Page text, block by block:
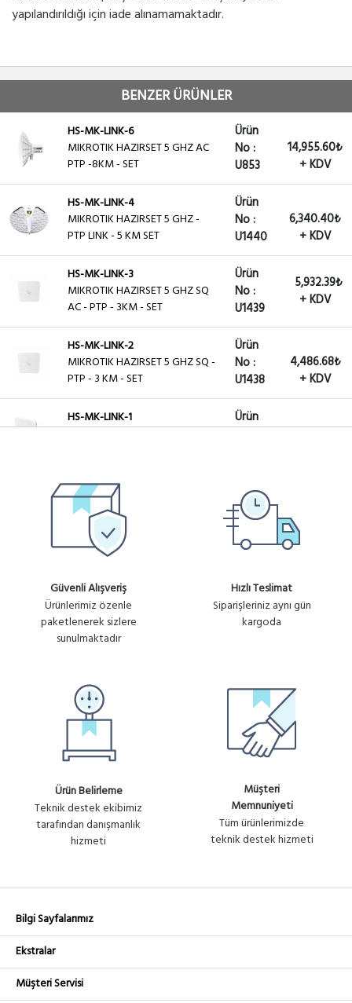
yapılandırıldığı için iade alınamamaktadır.
BENZER ÜRÜNLER
HS-MK-LINK-6
MIKROTIK HAZIRSET 5 GHZ AC
PTP -8KM - SET
Ürün
No :
U853
14,955.60₺
+ KDV
HS-MK-LINK-4
MIKROTIK HAZIRSET 5 GHZ -
PTP LINK - 5 KM SET
Ürün
No :
U1440
6,340.40₺
+ KDV
HS-MK-LINK-3
MIKROTIK HAZIRSET 5 GHZ SQ
AC - PTP - 3KM - SET
Ürün
No :
U1439
5,932.39₺
+ KDV
HS-MK-LINK-2
MIKROTIK HAZIRSET 5 GHZ SQ -
PTP - 3 KM - SET
Ürün
No :
U1438
4,486.68₺
+ KDV
HS-MK-LINK-1
Ürün
7,328.24₺
HS-MK-LINK-5
MIKROTIK HAZIRSET 5 GHZ AC
2.4/5GHZ PTP 10KM
PROFESYONEL SET
Ürün
No :
U1441
+ KDV
Güvenli Alışveriş
Ürünlerimiz özenle
paketlenerek sizlere
sunulmaktadır
Hızlı Teslimat
Siparişleriniz aynı gün
kargoda
Ürün Belirleme
Teknik destek ekibimiz
tarafından danışmanlık
hizmeti
Müşteri
Memnuniyeti
Tüm ürünlerimizde
teknik destek hizmeti
Bilgi Sayfalarımız
Ekstralar
Müşteri Servisi